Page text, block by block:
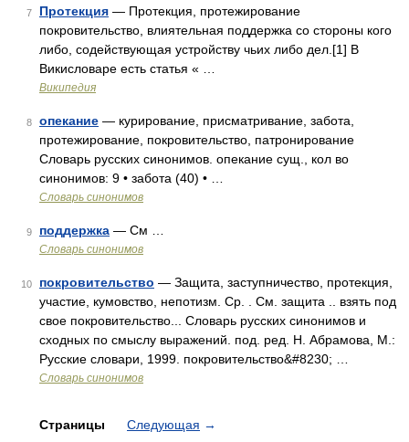
7 Протекция — Протекция, протежирование
покровительство, влиятельная поддержка со стороны кого
либо, содействующая устройству чьих либо дел.[1] В
Викисловаре есть статья « …
Википедия
8 опекание — курирование, присматривание, забота,
протежирование, покровительство, патронирование
Словарь русских синонимов. опекание сущ., кол во
синонимов: 9 • забота (40) • …
Словарь синонимов
9 поддержка — См …
Словарь синонимов
10 покровительство — Защита, заступничество, протекция,
участие, кумовство, непотизм. Ср. . См. защита .. взять под
свое покровительство... Словарь русских синонимов и
сходных по смыслу выражений. под. ред. Н. Абрамова, М.:
Русские словари, 1999. покровительство&#8230; …
Словарь синонимов
Страницы Следующая →